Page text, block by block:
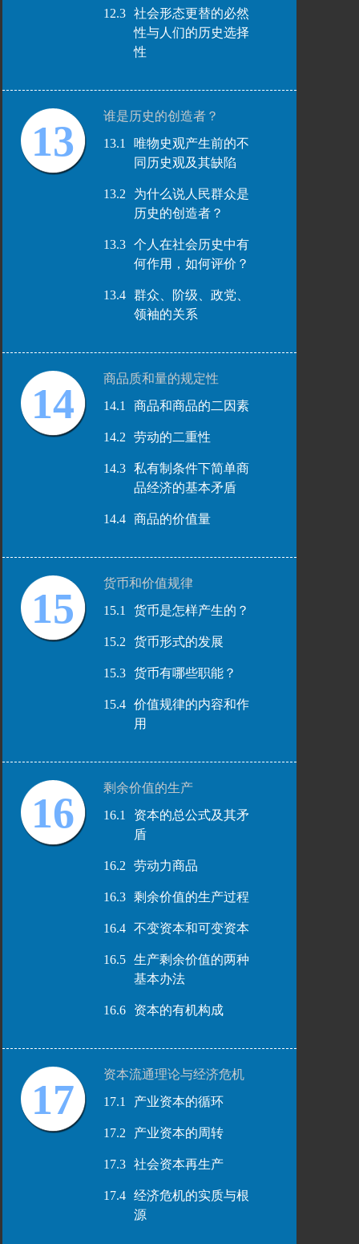
12.3
社会形态更替的必然
性与人们的历史选择
性
13
谁是历史的创造者？
13.1
唯物史观产生前的不
同历史观及其缺陷
13.2
为什么说人民群众是
历史的创造者？
13.3
个人在社会历史中有
何作用，如何评价？
13.4
群众、阶级、政党、
领袖的关系
14
商品质和量的规定性
14.1
商品和商品的二因素
14.2 劳动的二重性
14.3
私有制条件下简单商
品经济的基本矛盾
14.4 商品的价值量
15
货币和价值规律
15.1
货币是怎样产生的？
15.2 货币形式的发展
15.3 货币有哪些职能？
15.4
价值规律的内容和作
用
16
剩余价值的生产
16.1
资本的总公式及其矛
盾
16.2 劳动力商品
16.3 剩余价值的生产过程
16.4 不变资本和可变资本
16.5
生产剩余价值的两种
基本办法
16.6 资本的有机构成
17
资本流通理论与经济危机
17.1
产业资本的循环
17.2 产业资本的周转
17.3 社会资本再生产
17.4
经济危机的实质与根
源